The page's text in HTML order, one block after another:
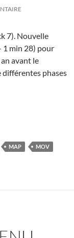
7). Nouvelle
1 min 28) pour
avant le
différentes phases
MAP
MOV